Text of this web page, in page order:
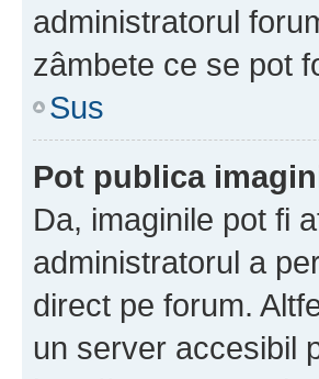
administratorul
zâmbete ce se pot
Sus
Pot publica
Da, imaginile pot fi
administratorul a
direct pe forum.
un server accesibil